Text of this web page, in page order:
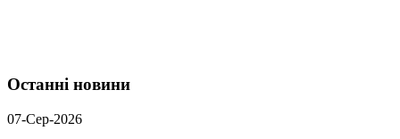
Останні новини
07-Сер-2026